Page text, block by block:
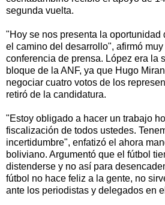
segunda vuelta.
"Hoy se nos presenta la oportunidad
el camino del desarrollo", afirmó
conferencia de prensa. López era la
bloque de la ANF, ya que Hugo
negociar cuatro votos de los
retiró de la candidatura.
"Estoy obligado a hacer un trabajo
fiscalización de todos ustedes.
incertidumbre", enfatizó el ahora
boliviano. Argumentó que el fútbol
distenderse y no así para
fútbol no hace feliz a la gente, no
ante los periodistas y delegados en